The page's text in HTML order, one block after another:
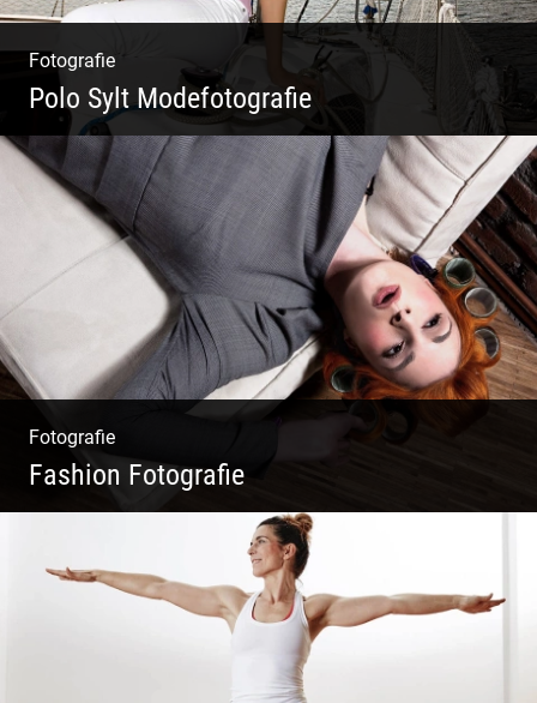
Fotografie
Polo Sylt Modefotografie
Polo Sylt Modefotografie
Fotografie
Fashion Fotografie
Mode|Menschen|Magazin